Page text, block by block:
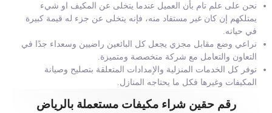
نحن على علم تام بأن العميل عندما يتخلى عن المكيف او شيء
يمتلكهم إن كان غير مستفاد منه، فإنه يتخلى عن جزء له قيمة كبيرة
في حياته.
نراعي وضع مقابل مجزي يجعل كل البائعين راضيين وسعداء جدًا في
التعاون والتعامل مع شركة متخصصة ومتميزة.
توفر كل الخدمات المنزلية والإمدادات المتعلقة بتصليح وصيانة
المكيفات وغيرها فكل ما يحتاجه المنازل.
رقم حقين شراء مكيفات مستعملة بالرياض